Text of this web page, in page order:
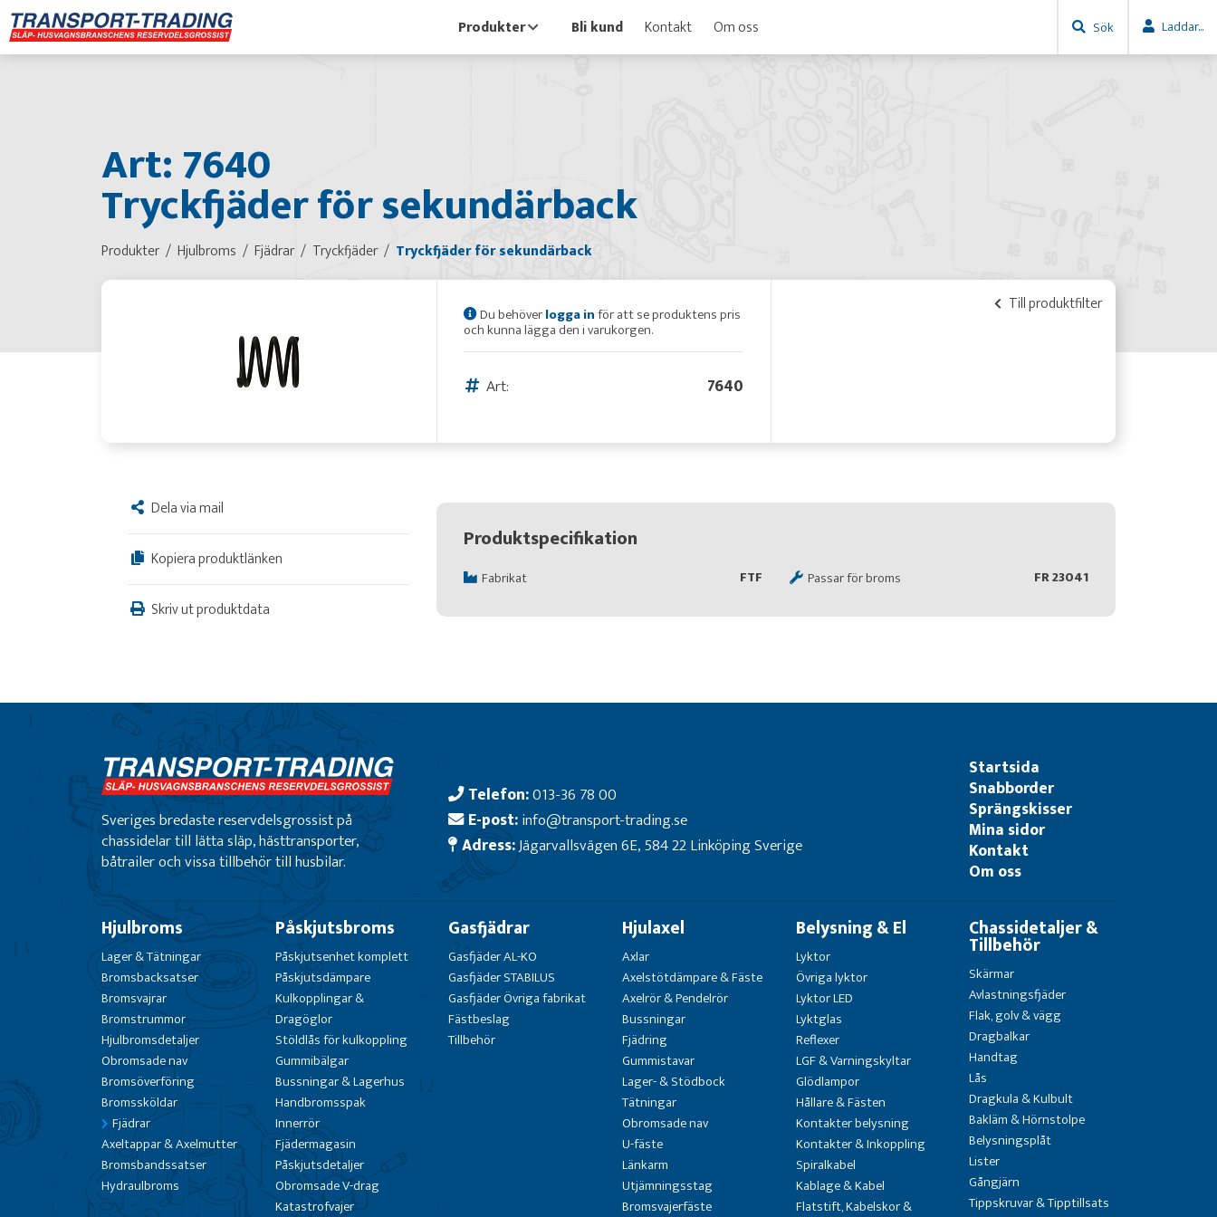
Produkter Bli kund Kontakt Om oss Sök Laddar...
Art: 7640
Tryckfjäder för sekundärback
Produkter Hjulbroms Fjädrar Tryckfjäder Tryckfjäder för sekundärback
Till produktfilter
Du behöverlogga inför att se produktens pris
och kunna lägga den i varukorgen.
Art: 7640
Dela via mail
Kopiera produktlänken
Skriv ut produktdata
Produktspecifikation
Fabrikat FTF Passar för broms FR 23041
Sveriges bredaste reservdelsgrossist på
chassidelar till lätta släp, hästtransporter,
båtrailer och vissa tillbehör till husbilar.
Telefon:013-36 78 00
E-post:info@transport-trading.se
Adress:Jägarvallsvägen 6E, 584 22 Linköping Sverige
Startsida
Snabborder
Sprängskisser
Mina sidor
Kontakt
Om oss
Hjulbroms
Lager & Tätningar
Bromsbacksatser
Bromsvajrar
Bromstrummor
Hjulbromsdetaljer
Obromsade nav
Bromsöverföring
Bromssköldar
Fjädrar
Axeltappar & Axelmutter
Bromsbandssatser
Hydraulbroms
Påskjutsbroms
Påskjutsenhet komplett
Påskjutsdämpare
Kulkopplingar &
Dragöglor
Stöldlås för kulkoppling
Gummibälgar
Bussningar & Lagerhus
Handbromsspak
Innerrör
Fjädermagasin
Påskjutsdetaljer
Obromsade V-drag
Katastrofvajer
Gasfjädrar
Gasfjäder AL-KO
Gasfjäder STABILUS
Gasfjäder Övriga fabrikat
Fästbeslag
Tillbehör
Hjulaxel
Axlar
Axelstötdämpare & Fäste
Axelrör & Pendelrör
Bussningar
Fjädring
Gummistavar
Lager- & Stödbock
Tätningar
Obromsade nav
U-fäste
Länkarm
Utjämningsstag
Bromsvajerfäste
Belysning & El
Lyktor
Övriga lyktor
Lyktor LED
Lyktglas
Reflexer
LGF & Varningskyltar
Glödlampor
Hållare & Fästen
Kontakter belysning
Kontakter & Inkoppling
Spiralkabel
Kablage & Kabel
Flatstift, Kabelskor &
Chassidetaljer &
Tillbehör
Skärmar
Avlastningsfjäder
Flak, golv & vägg
Dragbalkar
Handtag
Lås
Dragkula & Kulbult
Bakläm & Hörnstolpe
Belysningsplåt
Lister
Gångjärn
Tippskruvar & Tipptillsats